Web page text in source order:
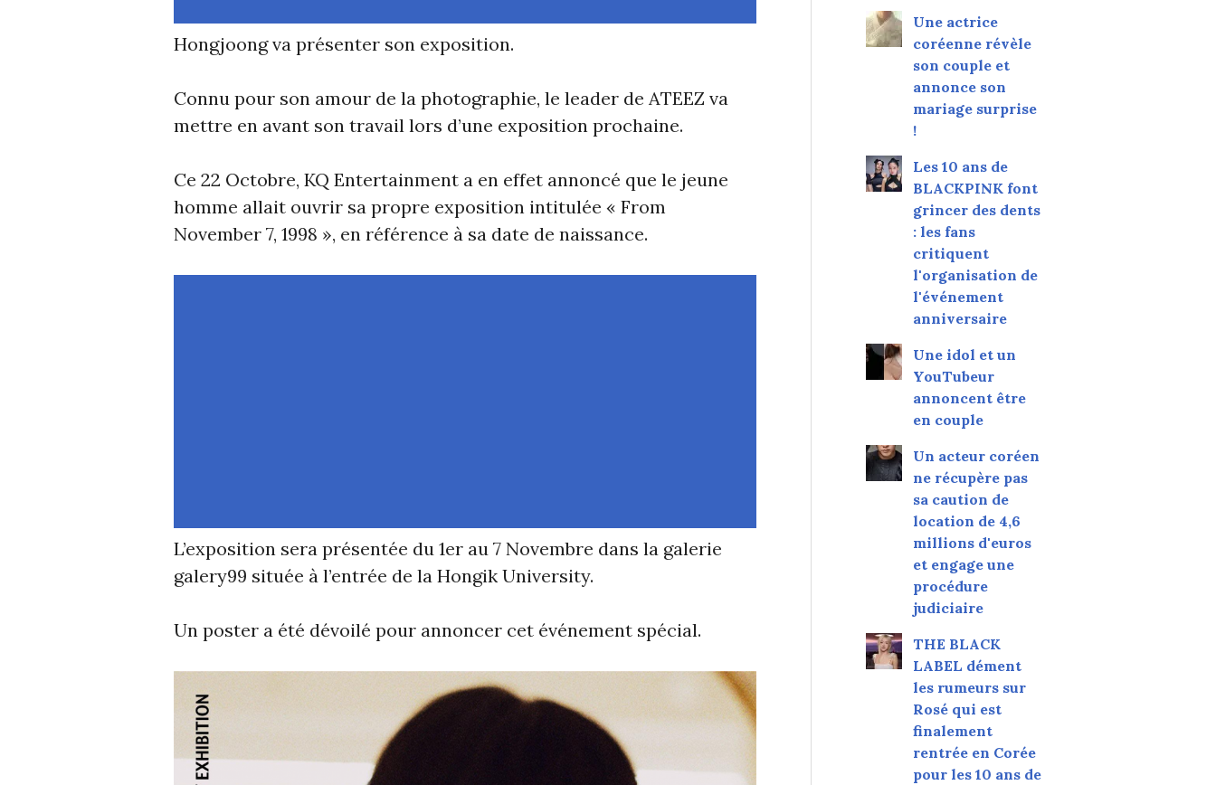
Hongjoong va présenter son exposition.
Connu pour son amour de la photographie, le leader de ATEEZ va
mettre en avant son travail lors d’une exposition prochaine.
Ce 22 Octobre, KQ Entertainment a en effet annoncé que le jeune
homme allait ouvrir sa propre exposition intitulée « From
November 7, 1998 », en référence à sa date de naissance.
L’exposition sera présentée du 1er au 7 Novembre dans la galerie
galery99 située à l’entrée de la Hongik University.
Un poster a été dévoilé pour annoncer cet événement spécial.
Une actrice
coréenne révèle
son couple et
annonce son
mariage surprise
!
Les 10 ans de
BLACKPINK font
grincer des dents
: les fans
critiquent
l'organisation de
l'événement
anniversaire
Une idol et un
YouTubeur
annoncent être
en couple
Un acteur coréen
ne récupère pas
sa caution de
location de 4,6
millions d'euros
et engage une
procédure
judiciaire
THE BLACK
LABEL dément
les rumeurs sur
Rosé qui est
finalement
rentrée en Corée
pour les 10 ans de